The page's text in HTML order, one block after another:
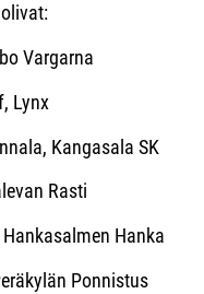
Vargarna
Lynx
Kangasala SK
Rasti
Hanka
Ponnistus